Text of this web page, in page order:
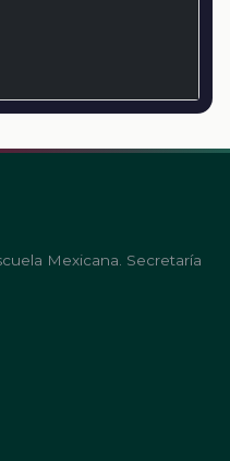
Mexicana. Secretaría